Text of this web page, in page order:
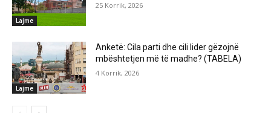
Lajme
25 Korrik, 2026
Lajme
Anketë: Cila parti dhe cili lider gëzojnë
mbështetjen më të madhe? (TABELA)
4 Korrik, 2026